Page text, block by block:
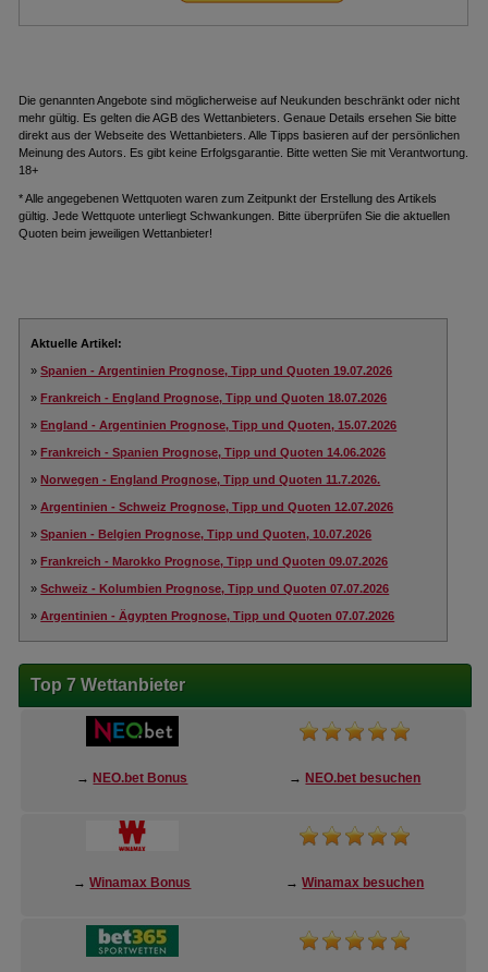
Die genannten Angebote sind möglicherweise auf Neukunden beschränkt oder nicht
mehr gültig. Es gelten die AGB des Wettanbieters. Genaue Details ersehen Sie bitte
direkt aus der Webseite des Wettanbieters. Alle Tipps basieren auf der persönlichen
Meinung des Autors. Es gibt keine Erfolgsgarantie. Bitte wetten Sie mit Verantwortung.
18+
* Alle angegebenen Wettquoten waren zum Zeitpunkt der Erstellung des Artikels
gültig. Jede Wettquote unterliegt Schwankungen. Bitte überprüfen Sie die aktuellen
Quoten beim jeweiligen Wettanbieter!
Aktuelle Artikel:
»Spanien - Argentinien Prognose, Tipp und Quoten 19.07.2026
»Frankreich - England Prognose, Tipp und Quoten 18.07.2026
»England - Argentinien Prognose, Tipp und Quoten, 15.07.2026
»Frankreich - Spanien Prognose, Tipp und Quoten 14.06.2026
»Norwegen - England Prognose, Tipp und Quoten 11.7.2026.
»Argentinien - Schweiz Prognose, Tipp und Quoten 12.07.2026
»Spanien - Belgien Prognose, Tipp und Quoten, 10.07.2026
»Frankreich - Marokko Prognose, Tipp und Quoten 09.07.2026
»Schweiz - Kolumbien Prognose, Tipp und Quoten 07.07.2026
»Argentinien - Ägypten Prognose, Tipp und Quoten 07.07.2026
Top 7 Wettanbieter
→ NEO.bet Bonus → NEO.bet besuchen
→Winamax Bonus →Winamax besuchen